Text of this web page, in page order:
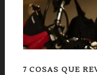
7 COSAS QUE